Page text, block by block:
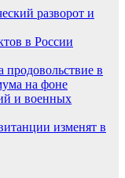
разворот и
в России
в
на фоне
и военных
изменят в